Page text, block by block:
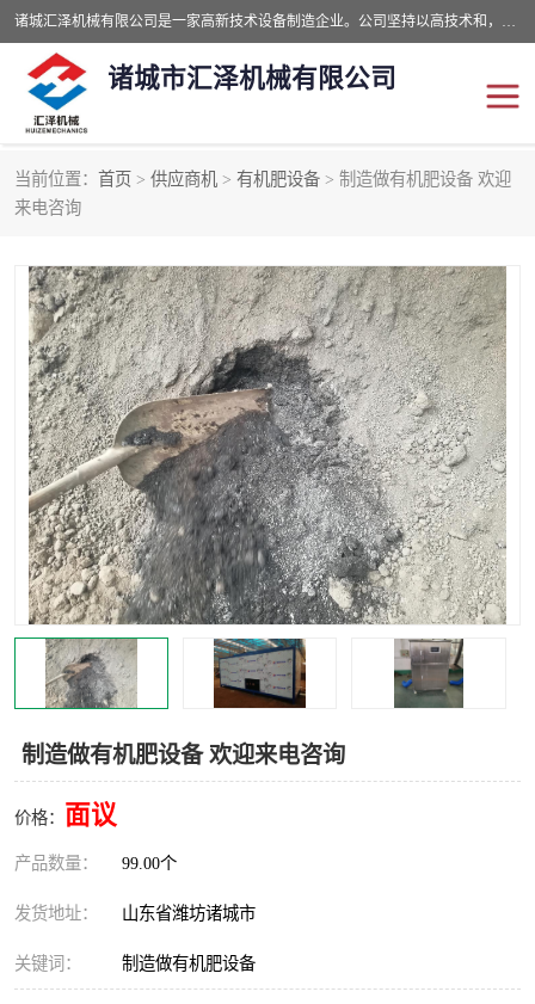
诸城汇泽机械有限公司是一家高新技术设备制造企业。公司坚持以高技术和，高服务于用户，以的环保机械制造设备赢的用户的信赖。现在主要生产死亡畜禽无害化处理和立式和卧式有机肥设备，搅拌机，烘干机，高温发酵机等。污水处理设备，固液分离机。气浮机，化制机等。公司秉承品质，用户至上，科技创新的经营理。
诸城市汇泽机械有限公司
当前位置： 首页 > 供应商机 > 有机肥设备 > 制造做有机肥设备 欢迎
来电咨询
制造做有机肥设备 欢迎来电咨询
价格： 面议
产品数量： 99.00个
发货地址： 山东省潍坊诸城市
关键词： 制造做有机肥设备
发酵设备
鸡粪发酵机 有机肥设备
纳米膜好氧发酵堆肥机 粪污烘干酶体机
膜式堆肥机 纳米膜发酵
膜式发酵仓 分子膜堆肥仓
分子膜发酵堆肥设备